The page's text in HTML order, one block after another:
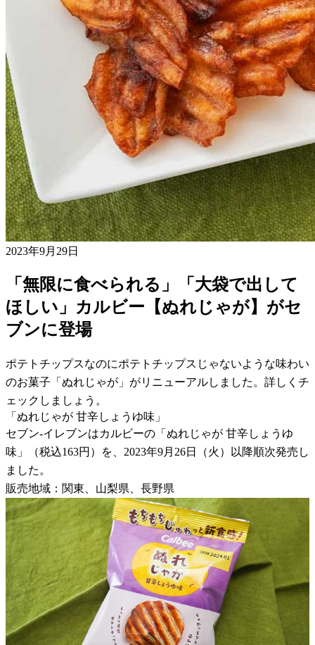
2023年9月29日
「無限に食べられる」「大袋で出して
ほしい」カルビー【ぬれじゃが】がセ
ブンに登場
ポテトチップスなのにポテトチップスじゃないような味わい
のお菓子「ぬれじゃが」がリニューアルしました。詳しくチ
ェックしましょう。
「ぬれじゃが 甘辛しょうゆ味」
セブン-イレブンはカルビーの「ぬれじゃが 甘辛しょうゆ
味」（税込163円）を、2023年9月26日（火）以降順次発売し
ました。
販売地域：関東、山梨県、長野県